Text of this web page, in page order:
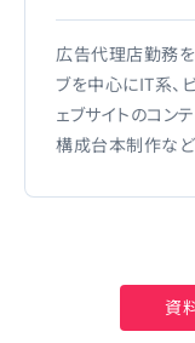
広告代理店勤務を
ブを中心にIT系、
ェブサイトのコン
構成台本制作など
こちら資